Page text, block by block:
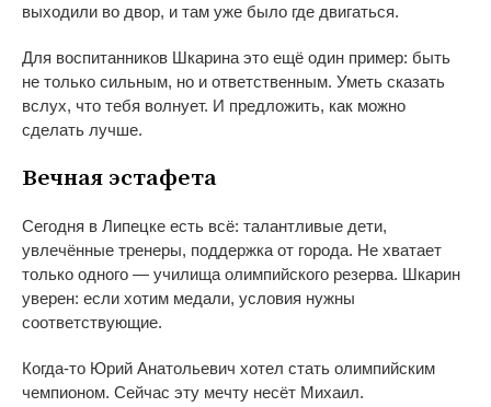
выходили во двор, и там уже было где двигаться.
Для воспитанников Шкарина это ещё один пример: быть
не только сильным, но и ответственным. Уметь сказать
вслух, что тебя волнует. И предложить, как можно
сделать лучше.
Вечная эстафета
Сегодня в Липецке есть всё: талантливые дети,
увлечённые тренеры, поддержка от города. Не хватает
только одного — училища олимпийского резерва. Шкарин
уверен: если хотим медали, условия нужны
соответствующие.
Когда-то Юрий Анатольевич хотел стать олимпийским
чемпионом. Сейчас эту мечту несёт Михаил.